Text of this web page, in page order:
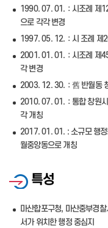
1990. 07. 01.：시조례 제
으로 각각 변경
1997. 05. 12.：시 조례 제
2001. 01. 01.：시조례 제
각 변경
2003. 12. 30.：舊 반월동
2010. 07. 01.：통합 창원
각 개칭
2017. 01. 01. : 소규모 행정
월중앙동으로 개칭
특성
마산합포구청, 마산중부경
서가 위치한 행정 중심지